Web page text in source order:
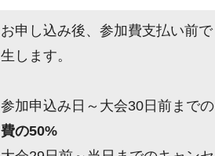
お申し込み後、参加費支払い前
生します。
参加申込み日～大会30日前まで
費の50%